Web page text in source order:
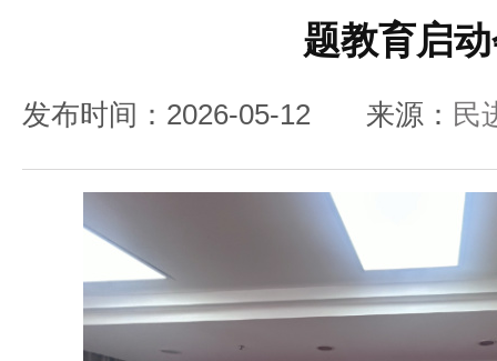
题教育启
发布时间：2026-05-12 来源： 民